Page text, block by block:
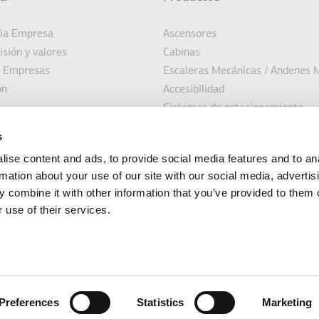
content and ads, to provide social media features and to
about your use of our site with our social media,
combine it with other information that you’ve provided to them
use of their services.
Preferences Statistics Marketing
Empresa
y valores
Empresas
Ascensores
Cabinas
Escaleras Mecánicas / Andenes
Accesibilidad
Sistemas de estacionamiento
Soluciones de modernización
de este sitio web es proporcionada por KLEEMANΝ HELLAS SA,
garantía y acepta ninguna responsabilidad por la actualidad,
SA. Lo mismo se aplica a